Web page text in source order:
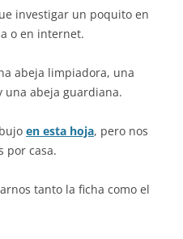
investigar un poquito en
o en internet.
abeja limpiadora, una
una abeja guardiana.
en esta hoja, pero nos
por casa.
tanto la ficha como el